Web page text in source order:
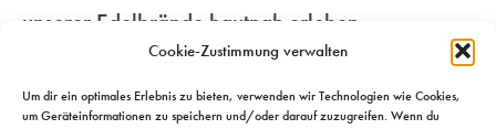
Cookie-Zustimmung verwalten
Um dir ein optimales Erlebnis zu bieten, verwenden wir Technologien wie Cookies,
um Geräteinformationen zu speichern und/oder darauf zuzugreifen. Wenn du
Mehr
unserer Edelbrände hautnah erleben.